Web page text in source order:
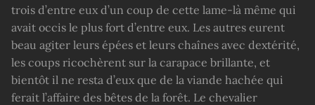
trois d’entre eux d’un coup de cette lame-là même qui
avait occis le plus fort d’entre eux. Les autres eurent
beau agiter leurs épées et leurs chaînes avec dextérité,
les coups ricochèrent sur la carapace brillante, et
bientôt il ne resta d’eux que de la viande hachée qui
ferait l’affaire des bêtes de la forêt. Le chevalier